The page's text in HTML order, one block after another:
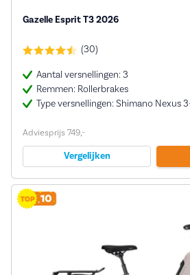
Gazelle Esprit T3 2026
(30)
Aantal versnellingen: 3
Remmen: Rollerbrakes
Type versnellingen: Shimano Nexus
Adviesprijs 749,-
Vergelijken